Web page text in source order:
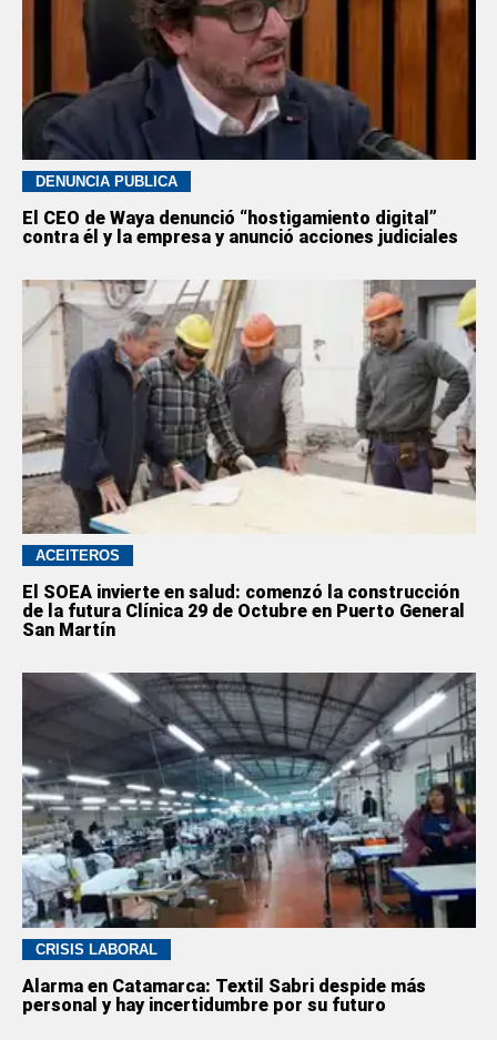
DENUNCIA PÚBLICA
El CEO de Waya denunció “hostigamiento digital”
contra él y la empresa y anunció acciones judiciales
ACEITEROS
El SOEA invierte en salud: comenzó la construcción
de la futura Clínica 29 de Octubre en Puerto General
San Martín
CRISIS LABORAL
Alarma en Catamarca: Textil Sabri despide más
personal y hay incertidumbre por su futuro